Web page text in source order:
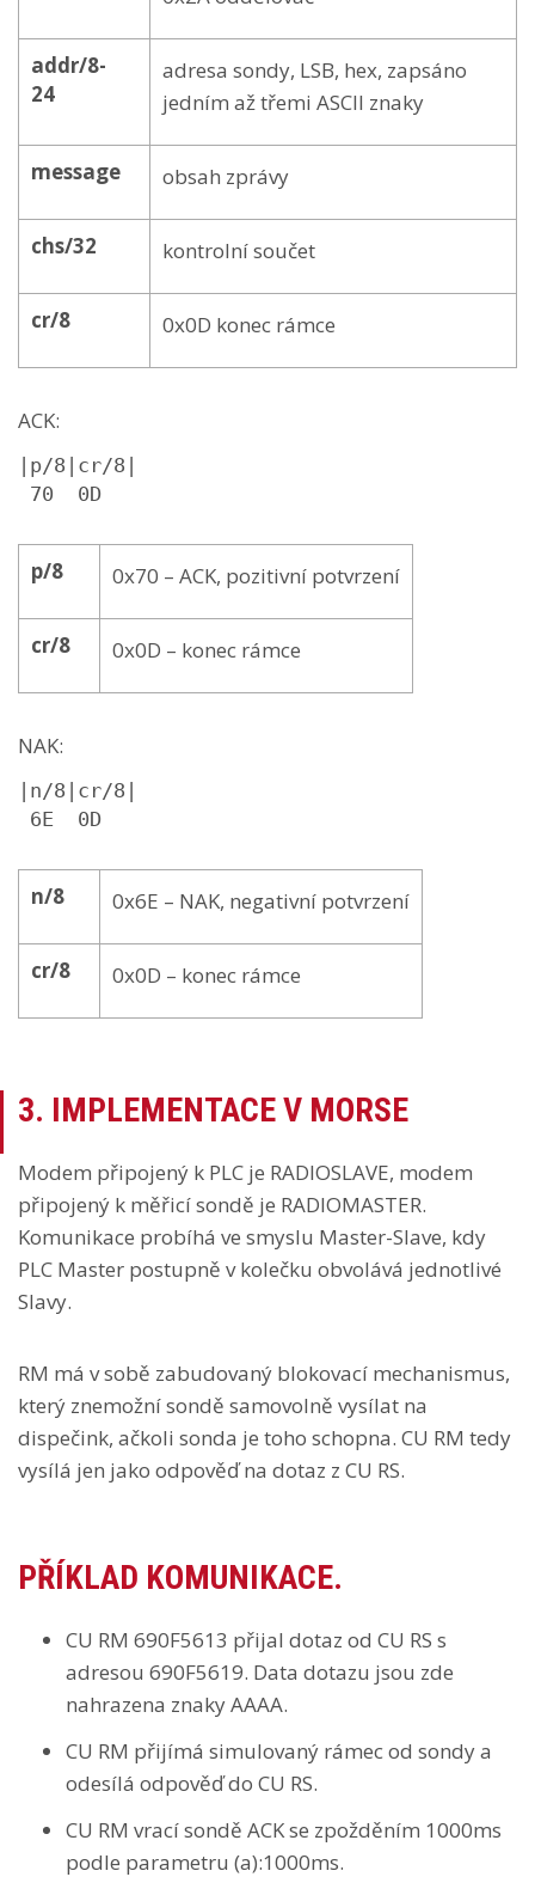
addr/8-
24
adresa sondy, LSB, hex, zapsáno
jedním až třemi ASCII znaky
message obsah zprávy
chs/32 kontrolní součet
cr/8 0x0D konec rámce
ACK:
|p/8|cr/8|
70  0D
p/8 0x70 – ACK, pozitivní potvrzení
cr/8 0x0D – konec rámce
NAK:
|n/8|cr/8|
6E  0D
n/8 0x6E – NAK, negativní potvrzení
cr/8 0x0D – konec rámce
3. IMPLEMENTACE V MORSE
Modem připojený k PLC je RADIOSLAVE, modem
připojený k měřicí sondě je RADIOMASTER.
Komunikace probíhá ve smyslu Master-Slave, kdy
PLC Master postupně v kolečku obvolává jednotlivé
Slavy.
RM má v sobě zabudovaný blokovací mechanismus,
který znemožní sondě samovolně vysílat na
dispečink, ačkoli sonda je toho schopna. CU RM tedy
vysílá jen jako odpověď na dotaz z CU RS.
PŘÍKLAD KOMUNIKACE.
CU RM 690F5613 přijal dotaz od CU RS s
adresou 690F5619. Data dotazu jsou zde
nahrazena znaky AAAA.
CU RM přijímá simulovaný rámec od sondy a
odesílá odpověď do CU RS.
CU RM vrací sondě ACK se zpožděním 1000ms
podle parametru (a):1000ms.